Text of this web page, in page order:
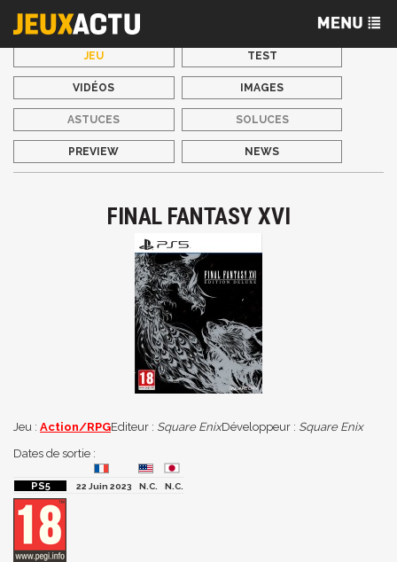
JEU TEST
VIDÉOS IMAGES
ASTUCES SOLUCES
PREVIEW NEWS
FINAL FANTASY XVI
Jeu : Action/RPGEditeur : Square EnixDéveloppeur : Square Enix
Dates de sortie :
22 Juin 2023 N.C. N.C.